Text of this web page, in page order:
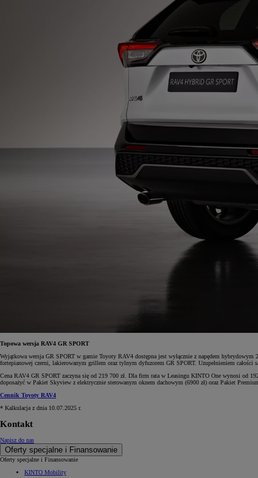
Topowa wersja RAV4 GR SPORT
Wyjątkowa wersja GR SPORT w gamie Toyoty RAV4 dostępna jest wyłącznie z napędem
fortepianowej czerni, lakierowanym grillem oraz tylnym dyfuzorem GR SPORT. Uzupełnieniem
Cena RAV4 GR SPORT zaczyna się od 219 700 zł. Dla firm rata w Leasingu KINTO One wynosi od
doposażyć w Pakiet Skyview z elektrycznie sterowanym oknem dachowym (6900 zł) oraz Pakiet
Cennik Toyoty RAV4
* Kalkulacja z dnia 10.07.2025 r.
Kontakt
Napisz do nas
Oferty specjalne i Finansowanie
Oferty specjalne i Finansowanie
KINTO Mobility